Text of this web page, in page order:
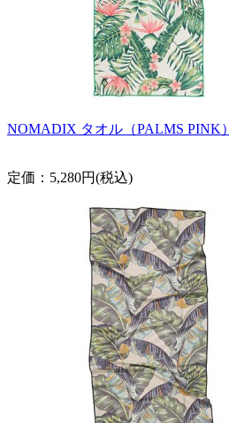
NOMADIX タオル（PALMS PINK）
定価：5,280円(税込)